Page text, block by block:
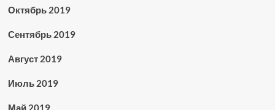
Октябрь 2019
Сентябрь 2019
Август 2019
Июль 2019
Май 2019